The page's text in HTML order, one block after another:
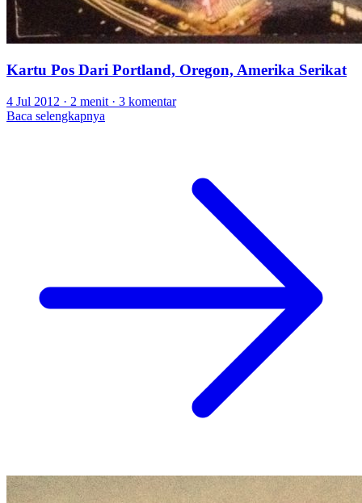
Kartu Pos Dari Portland, Oregon, Amerika Serikat
4 Jul 2012 · 2 menit · 3 komentar
Baca selengkapnya